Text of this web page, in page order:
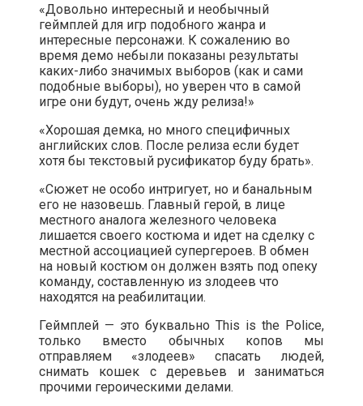
«Довольно интересный и необычный
геймплей для игр подобного жанра и
интересные персонажи. К сожалению во
время демо небыли показаны результаты
каких-либо значимых выборов (как и сами
подобные выборы), но уверен что в самой
игре они будут, очень жду релиза!»
«Хорошая демка, но много специфичных
английских слов. После релиза если будет
хотя бы текстовый русификатор буду брать».
«Сюжет не особо интригует, но и банальным
его не назовешь. Главный герой, в лице
местного аналога железного человека
лишается своего костюма и идет на сделку с
местной ассоциацией супергероев. В обмен
на новый костюм он должен взять под опеку
команду, составленную из злодеев что
находятся на реабилитации.
Геймплей — это буквально This is the Police,
только вместо обычных копов мы
отправляем «злодеев» спасать людей,
снимать кошек с деревьев и заниматься
прочими героическими делами.